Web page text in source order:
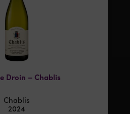
Droin – Chablis
Chablis
2024